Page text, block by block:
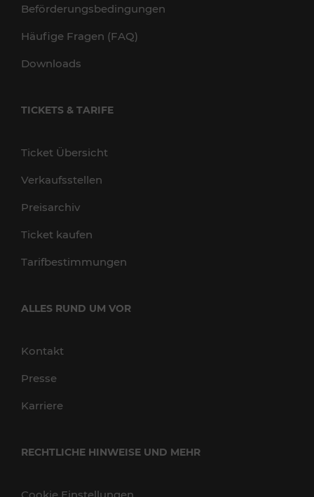
Beförderungsbedingungen
Häufige Fragen (FAQ)
Downloads
TICKETS & TARIFE
Ticket Übersicht
Verkaufsstellen
Preisarchiv
Ticket kaufen
Tarifbestimmungen
ALLES RUND UM VOR
Kontakt
Presse
Karriere
RECHTLICHE HINWEISE UND MEHR